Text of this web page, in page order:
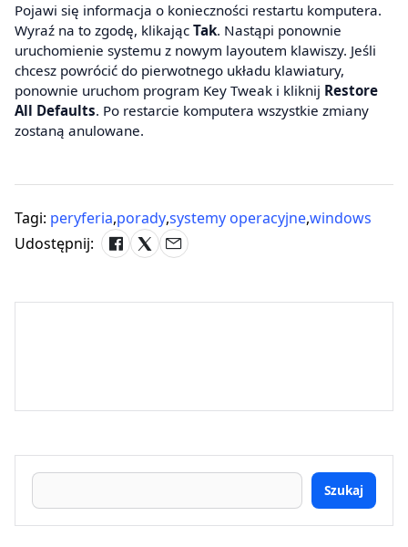
Pojawi się informacja o konieczności restartu komputera.
Wyraź na to zgodę, klikając Tak. Nastąpi ponownie
uruchomienie systemu z nowym layoutem klawiszy. Jeśli
chcesz powrócić do pierwotnego układu klawiatury,
ponownie uruchom program Key Tweak i kliknij Restore
All Defaults. Po restarcie komputera wszystkie zmiany
zostaną anulowane.
Tagi: peryferia,porady,systemy operacyjne,windows
Udostępnij:
Szukaj